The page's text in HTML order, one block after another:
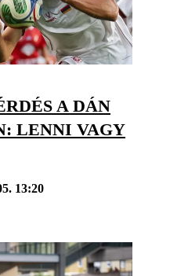
A DÁN
LENNI VAGY
13:20